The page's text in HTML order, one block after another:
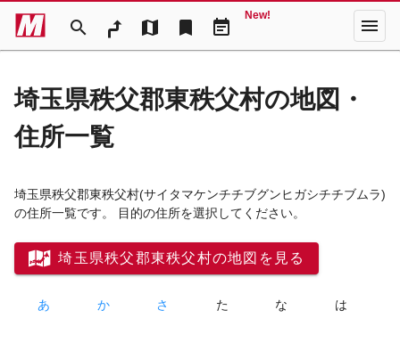
search map bookmark event_note
New! menu
埼玉県秩父郡東秩父村の地図・
住所一覧
埼玉県秩父郡東秩父村(サイタマケンチチブグンヒガシチチブムラ)
の住所一覧です。 目的の住所を選択してください。
埼玉県秩父郡東秩父村の地図を見る
あ か さ た な は